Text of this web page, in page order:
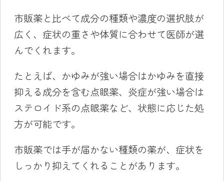
市販薬と比べて成分の種類や濃度の選択肢が
広く、症状の重さや体質に合わせて医師が選
んでくれます。
たとえば、かゆみが強い場合はかゆみを直接
抑える成分を含む点眼薬、炎症が強い場合は
ステロイド系の点眼薬など、状態に応じた処
方が可能です。
市販薬では手が届かない種類の薬が、症状を
しっかり抑えてくれることがあります。